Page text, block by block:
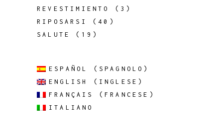
REVESTIMIENTO
(3)
RIPOSARSI
(40)
SALUTE
(19)
ESPAÑOL ( SPAGNOLO )
ENGLISH
( INGLESE )
FRANÇAIS
(FRANCESE )
ITALIANO